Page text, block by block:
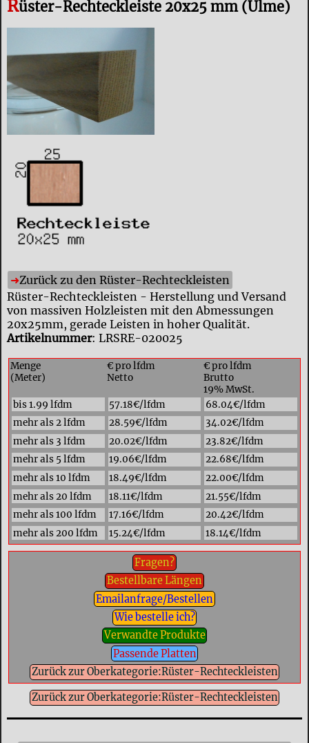
Rüster-Rechteckleiste 20x25 mm (Ulme)
Zurück zu den Rüster-Rechteckleisten
Rüster-Rechteckleisten - Herstellung und Versand
von massiven Holzleisten mit den Abmessungen
20x25mm, gerade Leisten in hoher Qualität.
Artikelnummer: LRSRE-020025
Menge
(Meter)
€ pro lfdm
Netto
€ pro lfdm
Brutto
19% MwSt.
bis 1.99 lfdm
57.18€/lfdm
68.04€/lfdm
mehr als 2 lfdm
28.59€/lfdm
34.02€/lfdm
mehr als 3 lfdm
20.02€/lfdm
23.82€/lfdm
mehr als 5 lfdm
19.06€/lfdm
22.68€/lfdm
mehr als 10 lfdm
18.49€/lfdm
22.00€/lfdm
mehr als 20 lfdm
18.11€/lfdm
21.55€/lfdm
mehr als 100 lfdm
17.16€/lfdm
20.42€/lfdm
mehr als 200 lfdm
15.24€/lfdm 18.14€/lfdm
Fragen?
Bestellbare Längen
Emailanfrage/Bestellen
Wie bestelle ich?
Verwandte Produkte
Passende Platten
Zurück zur Oberkategorie:Rüster-Rechteckleisten
Zurück zur Oberkategorie:Rüster-Rechteckleisten